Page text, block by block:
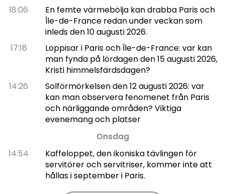
18:06
En femte värmebölja kan drabba Paris och
Île-de-France redan under veckan som
inleds den 10 augusti 2026.
17:18
Loppisar i Paris och Île-de-France: var kan
man fynda på lördagen den 15 augusti 2026,
Kristi himmelsfärdsdagen?
14:26
Solförmörkelsen den 12 augusti 2026: var
kan man observera fenomenet från Paris
och närliggande områden? Viktiga
evenemang och platser
Onsdag
14:54
Kaffeloppet, den ikoniska tävlingen för
servitörer och servitriser, kommer inte att
hållas i september i Paris.